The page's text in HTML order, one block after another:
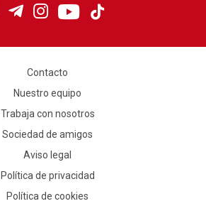
Contacto
Nuestro equipo
Trabaja con nosotros
Sociedad de amigos
Aviso legal
Política de privacidad
Política de cookies